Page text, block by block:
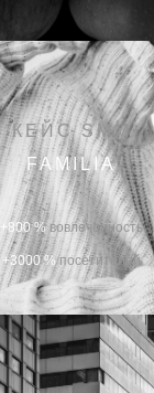
КЕЙС SMM
FAMILIA
+800 %вовлеченность
+3000 %посетителей